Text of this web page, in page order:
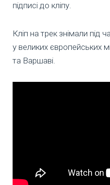
підписі до кліпу.
Кліп на трек знімали під
у великих європейських
та Варшаві.